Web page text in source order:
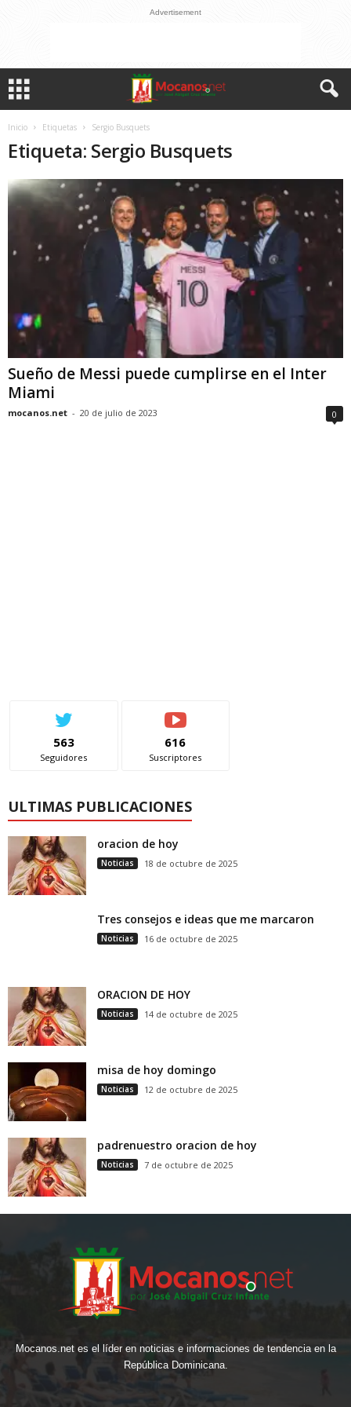
Advertisement
Inicio Etiquetas Sergio Busquets
Etiqueta: Sergio Busquets
Sueño de Messi puede cumplirse en el Inter
Miami
mocanos.net - 20 de julio de 2023 0
563
Seguidores
616
Suscriptores
ULTIMAS PUBLICACIONES
oracion de hoy
Noticias 18 de octubre de 2025
Tres consejos e ideas que me marcaron
Noticias 16 de octubre de 2025
ORACION DE HOY
Noticias 14 de octubre de 2025
misa de hoy domingo
Noticias 12 de octubre de 2025
padrenuestro oracion de hoy
Noticias 7 de octubre de 2025
Mocanos.net es el líder en noticias e informaciones de tendencia en la
República Dominicana.